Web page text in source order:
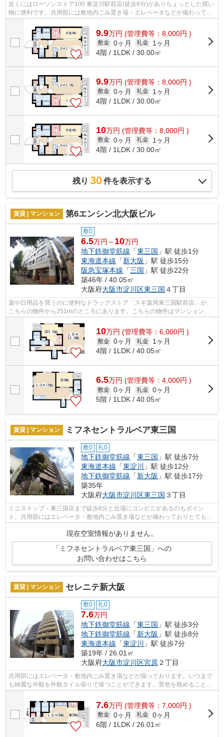
近くにはローソンストア100 東淀川駅前店(徒歩6分)がありちょっとした買い
物に便利です。共用部には敷地内ごみ置き場・エレベータなどが備わってお
9.9万円 (管理費等：8,000円 )
敷金 0ヶ月 礼金
1ヶ月
4階 / 1LDK / 30.00㎡
9.9万円 (管理費等：8,000円 )
敷金 0ヶ月 礼金
1ヶ月
4階 / 1LDK / 30.00㎡
10万円 (管理費等：8,000円 )
敷金 0ヶ月 礼金
1ヶ月
4階 / 1LDK / 30.00㎡
残り 30件を表示する
賃貸 | マンション 第6エンシン北大阪ビル
敷0
6.5万円～ 10万円
地下鉄御堂筋線 「東三国 」駅 徒歩1分
東海道本線 「新大阪 」駅 徒歩15分
阪急宝塚本線 「三国 」駅 徒歩22分
築46年 / 40.05㎡
大阪府大阪市淀川区東三国 ４丁目
薬や日用品を買うのに便利なドラッグストア「スギ薬局東三国駅前店」が、
こちらの物件から251mのところにあります。こちらの物件はマンションで
す。マンションの周辺に駅が2つあり、よ...
10万円 (管理費等：6,000円 )
敷金 0ヶ月 礼金
1ヶ月
4階 / 1LDK / 40.05㎡
6.5万円 (管理費等：4,000円 )
敷金 0ヶ月 礼金 0ヶ月
5階 / 1LDK / 40.05㎡
賃貸 | マンション ミフネセントラルベア東三国
敷0 礼0
地下鉄御堂筋線 「東三国 」駅 徒歩7分
東海道本線 「東淀川
」駅 徒歩12分
地下鉄御堂筋線 「新大阪 」駅 徒歩17分
築35年
大阪府大阪市淀川区東三国 ３丁目
ミニストップ・東三国店まで徒歩6分と近場にコンビニがあるのもポイン
ト。共用部にはエレベータ・敷地内ごみ置き場などが備わっておりとても充
実しています。こちらの物件はマンション...
現在空室情報がありません。
「ミフネセントラルベア東三国」への
お問い合わせはこちら
賃貸 | マンション セレニテ新大阪
敷0 礼0
7.6万円
地下鉄御堂筋線 「東三国 」駅 徒歩3分
地下鉄御堂筋線 「新大阪 」駅 徒歩8分
東海道本線 「東淀川
」駅 徒歩7分
築19年 / 26.01㎡
大阪府大阪市淀川区宮原２丁目
共用部にはエレベータ・敷地内ごみ置き場などが揃っております。いつまで
も綺麗な外観を外観タイル張りで保つことができます。景色を眺めることに
7.6万円 (管理費等：7,000円 )
敷金 0ヶ月 礼金 0ヶ月
6階 / 1LDK / 26.01㎡